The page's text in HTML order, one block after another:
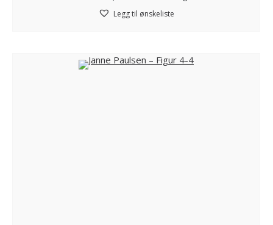
Legg til ønskeliste